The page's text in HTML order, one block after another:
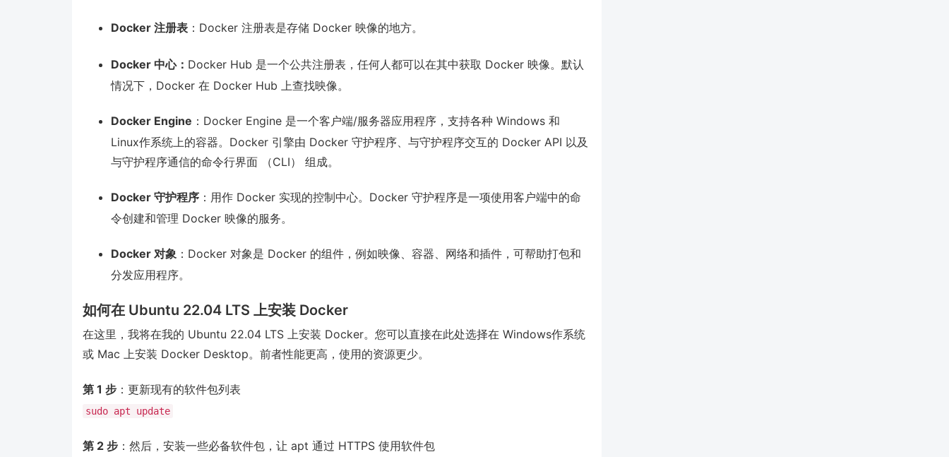
Docker 注册表 ：Docker 注册表是存储 Docker 映像的地方。
Docker 中心： Docker Hub 是一个公共注册表，任何人都可以在其中获取 Docker 映像。默认
情况下，Docker 在 Docker Hub 上查找映像。
Docker Engine ：Docker Engine 是一个客户端/服务器应用程序，支持各种 Windows 和
Linux作系统上的容器。Docker 引擎由 Docker 守护程序、与守护程序交互的 Docker API 以及
与守护程序通信的命令行界面 （CLI） 组成。
Docker 守护程序 ：用作 Docker 实现的控制中心。Docker 守护程序是一项使用客户端中的命
令创建和管理 Docker 映像的服务。
Docker 对象 ：Docker 对象是 Docker 的组件，例如映像、容器、网络和插件，可帮助打包和
分发应用程序。
如何在 Ubuntu 22.04 LTS 上安装 Docker
在这里，我将在我的 Ubuntu 22.04 LTS 上安装 Docker。您可以直接在此处选择在 Windows作系统
或 Mac 上安装 Docker Desktop。前者性能更高，使用的资源更少。
第 1 步 ：更新现有的软件包列表
sudo apt update
第 2 步 ：然后，安装一些必备软件包，让 apt 通过 HTTPS 使用软件包